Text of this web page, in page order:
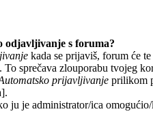
odjavljivanje s foruma?
kada se prijaviš, forum će
sprečava zlouporabu tvojeg
prijavljivanje prilikom
ju je administrator/ica omogućio/